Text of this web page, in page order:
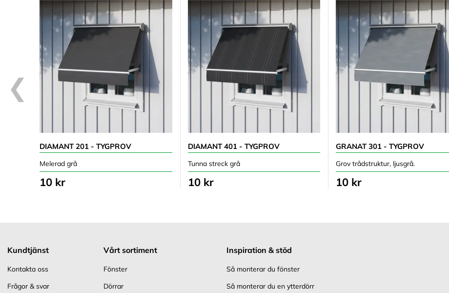
DIAMANT 201 - TYGPROV
Melerad grå
10 kr
DIAMANT 401 - TYGPROV
Tunna streck grå
10 kr
GRANAT 301 - TYGPROV
Grov trådstruktur, ljusgrå.
10 kr
Kundtjänst
Kontakta oss
Frågor & svar
Vårt sortiment
Fönster
Dörrar
Inspiration & stöd
Så monterar du fönster
Så monterar du en ytterdörr